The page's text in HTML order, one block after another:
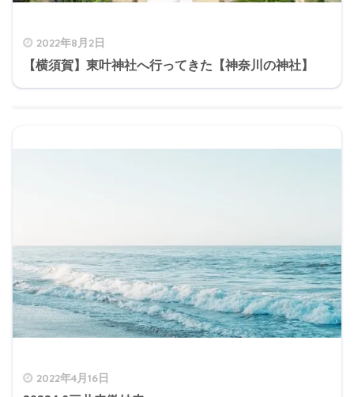
2022年8月2日
【横須賀】東叶神社へ行ってきた【神奈川の神社】
2022年4月16日